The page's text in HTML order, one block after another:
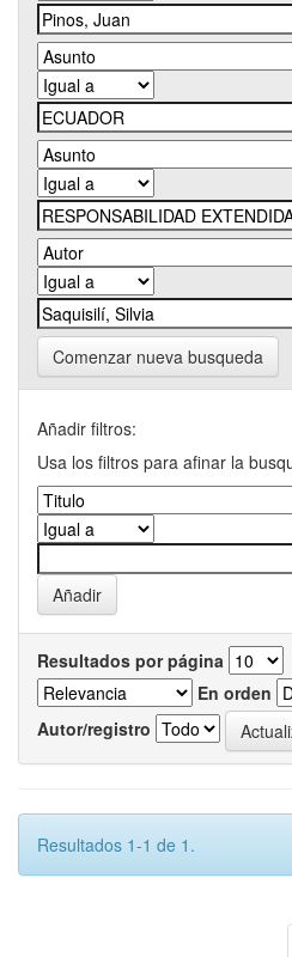
Comenzar nueva busqueda
Añadir filtros:
Usa los filtros para afinar la
Resultados por página
En orden
Autor/registro
Resultados 1-1 de 1.